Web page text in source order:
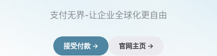
支付无界-让企业全球化更自由
接受付款 →
官网主页 →